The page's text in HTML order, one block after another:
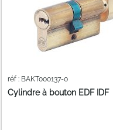
Cylindre à bouton EDF IDF
réf : BAKT000137-0